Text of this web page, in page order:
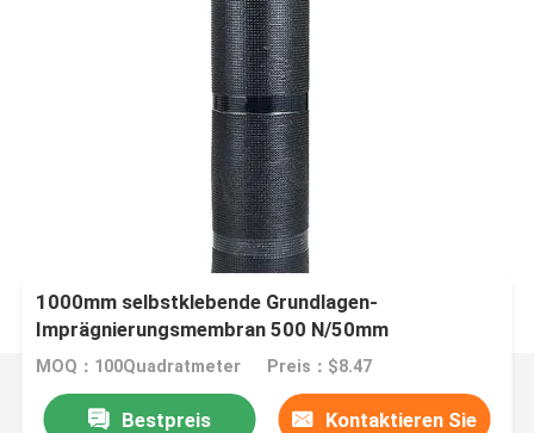
1000mm selbstklebende Grundlagen-
Imprägnierungsmembran 500 N/50mm
MOQ：100Quadratmeter Preis：$8.47
Bestpreis Kontaktieren Sie